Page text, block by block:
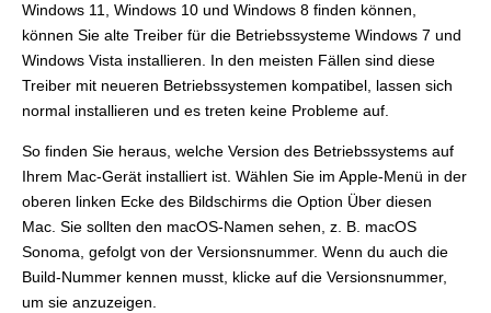
Windows 11, Windows 10 und Windows 8 finden können,
können Sie alte Treiber für die Betriebssysteme Windows 7 und
Windows Vista installieren. In den meisten Fällen sind diese
Treiber mit neueren Betriebssystemen kompatibel, lassen sich
normal installieren und es treten keine Probleme auf.
So finden Sie heraus, welche Version des Betriebssystems auf
Ihrem Mac-Gerät installiert ist. Wählen Sie im Apple-Menü in der
oberen linken Ecke des Bildschirms die Option Über diesen
Mac. Sie sollten den macOS-Namen sehen, z. B. macOS
Sonoma, gefolgt von der Versionsnummer. Wenn du auch die
Build-Nummer kennen musst, klicke auf die Versionsnummer,
um sie anzuzeigen.